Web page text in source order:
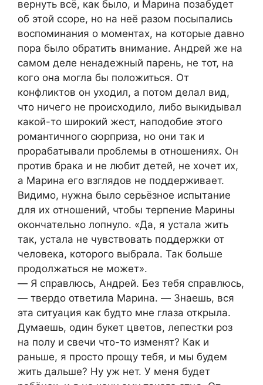
вернуть всё, как было, и Марина позабудет
об этой ссоре, но на неё разом посыпались
воспоминания о моментах, на которые давно
пора было обратить внимание. Андрей же на
самом деле ненадежный парень, не тот, на
кого она могла бы положиться. От
конфликтов он уходил, а потом делал вид,
что ничего не происходило, либо выкидывал
какой-то широкий жест, наподобие этого
романтичного сюрприза, но они так и
прорабатывали проблемы в отношениях. Он
против брака и не любит детей, не хочет их,
а Марина его взглядов не поддерживает.
Видимо, нужна было серьёзное испытание
для их отношений, чтобы терпение Марины
окончательно лопнуло. «Да, я устала жить
так, устала не чувствовать поддержки от
человека, которого выбрала. Так больше
продолжаться не может».
― Я справлюсь, Андрей. Без тебя справлюсь,
― твердо ответила Марина. ― Знаешь, вся
эта ситуация как будто мне глаза открыла.
Думаешь, один букет цветов, лепестки роз
на полу и свечи что-то изменят? Как и
раньше, я просто прощу тебя, и мы будем
жить дальше? Ну уж нет. У меня будет